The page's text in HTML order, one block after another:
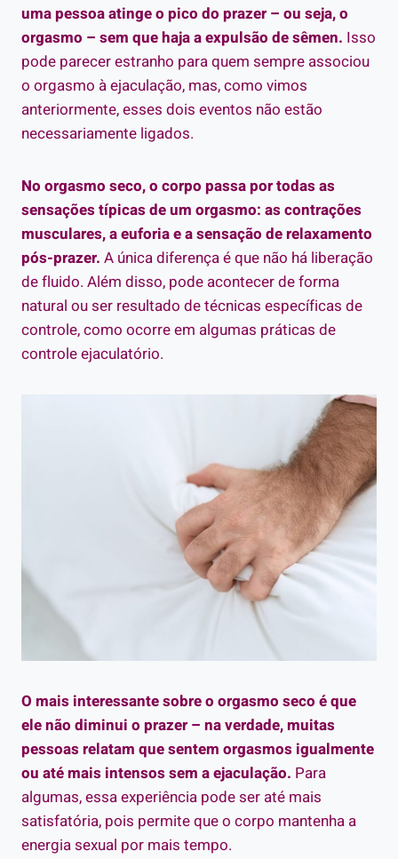
uma pessoa atinge o pico do prazer – ou seja, o
orgasmo – sem que haja a expulsão de sêmen. Isso
pode parecer estranho para quem sempre associou
o orgasmo à ejaculação, mas, como vimos
anteriormente, esses dois eventos não estão
necessariamente ligados.
No orgasmo seco, o corpo passa por todas as
sensações típicas de um orgasmo: as contrações
musculares, a euforia e a sensação de relaxamento
pós-prazer. A única diferença é que não há liberação
de fluido. Além disso, pode acontecer de forma
natural ou ser resultado de técnicas específicas de
controle, como ocorre em algumas práticas de
controle ejaculatório.
O mais interessante sobre o orgasmo seco é que
ele não diminui o prazer – na verdade, muitas
pessoas relatam que sentem orgasmos igualmente
ou até mais intensos sem a ejaculação. Para
algumas, essa experiência pode ser até mais
satisfatória, pois permite que o corpo mantenha a
energia sexual por mais tempo.